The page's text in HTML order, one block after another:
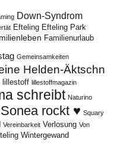
Down-Syndrom
Efteling Efteling Park
Familienurlaub
Gemeinsamkeiten
Helden-Äktschn
lillestoff lillestoffmagazin
schreibt Naturino
Sonea rockt ♥ Squary
Vereinbarkeit Verlosung Von
Wintergewand